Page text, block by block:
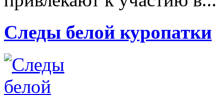
Следы белой куропатки